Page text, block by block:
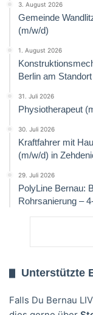
3. August 2026
Gemeinde
(m/w/d)
1. August 2026
Berlin am
31. Juli 2026
Physiotherapeut
30. Juli 2026
Kraftfahrer mit
(m/w/d) in
29. Juli 2026
PolyLine Bernau:
Rohrsanierung –
Unterstützte
Falls Du Bernau